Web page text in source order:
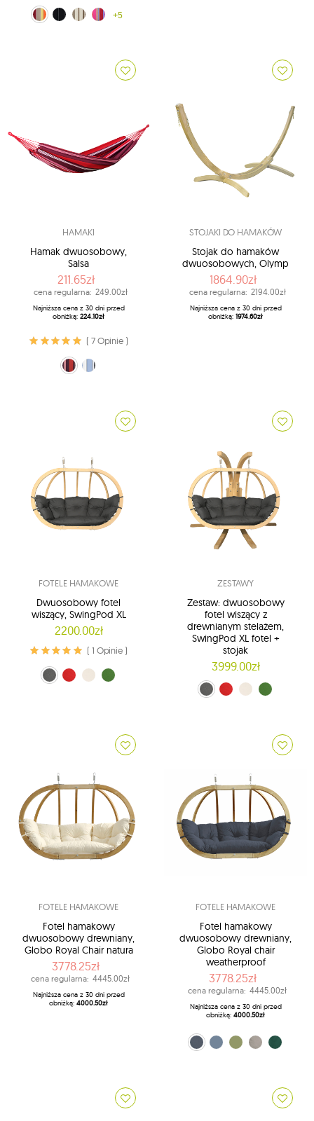
czerwony (Acerola)
czarny (Black)
cappuccino (Cappuccino)
różowy (Grenadine)
+5
HAMAKI
Hamak dwuosobowy,
Salsa
211.65zł
cena regularna: 249.00zł
Najniższa cena z 30 dni przed
obniżką: 224.10zł
( 7 Opinie )
fuksja (Fuego)
niebiesko-biały (Marine)
STOJAKI DO HAMAKÓW
Stojak do hamaków
dwuosobowych, Olymp
1864.90zł
cena regularna: 2194.00zł
Najniższa cena z 30 dni przed
obniżką: 1974.60zł
FOTELE HAMAKOWE
Dwuosobowy fotel
wiszący, SwingPod XL
2200.00zł
( 1 Opinie )
grafitowy (01)
Czerwony (02)
kremowy (03)
zielony (04)
ZESTAWY
Zestaw: dwuosobowy
fotel wiszący z
drewnianym stelażem,
SwingPod XL fotel +
stojak
3999.00zł
grafitowy (01)
Czerwony (02)
kremowy (03)
zielony (04)
FOTELE HAMAKOWE
Fotel hamakowy
dwuosobowy drewniany,
Globo Royal Chair natura
3778.25zł
cena regularna: 4445.00zł
Najniższa cena z 30 dni przed
obniżką: 4000.50zł
FOTELE HAMAKOWE
Fotel hamakowy
dwuosobowy drewniany,
Globo Royal chair
weatherproof
3778.25zł
cena regularna: 4445.00zł
Najniższa cena z 30 dni przed
obniżką: 4000.50zł
szaro-czarny (Anthracite)
morski (Brisa)
oliwkowy (Olive)
szary (Taupe)
zielony (Verde)